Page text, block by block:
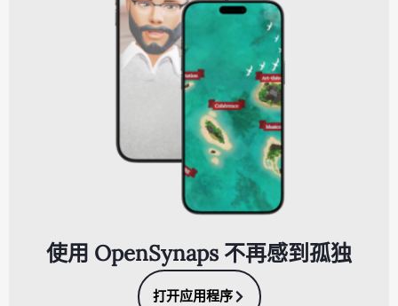
使用 OpenSynaps 不再感到孤独
打开应用程序